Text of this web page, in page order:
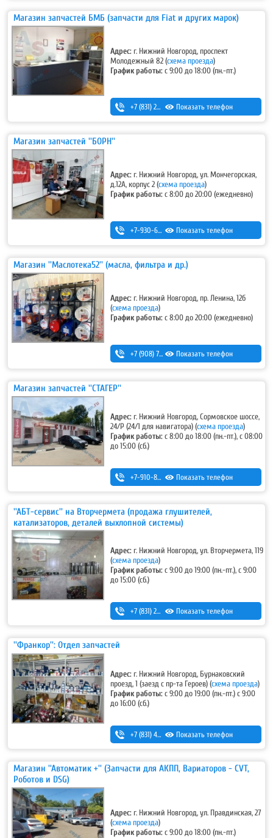
Магазин запчастей БМБ (запчасти для Fiat и других марок)
Адрес: г. Нижний Новгород, проспект
Молодежный 82 (схема проезда)
График работы:с 9:00 до 18:00 (пн.-пт.)
+7 (831) 293-54-00 ,+7-920-298-42-33
Показать телефон
Магазин запчастей ''БОРН''
Адрес: г. Нижний Новгород, ул. Мончегорская,
д.12А, корпус 2 (схема проезда)
График работы:с 8:00 до 20:00 (ежедневно)
+7-930-669-82-72 Показать телефон
Магазин ''Маслотека52'' (масла, фильтра и др.)
Адрес: г. Нижний Новгород, пр. Ленина, 12б
(схема проезда)
График работы:с 8:00 до 20:00 (ежедневно)
+7 (908) 728-99-33 (моб.) ,8 (831) 291-27-33 (гор.)
Показать телефон
Магазин запчастей ''СТАГЕР''
Адрес: г. Нижний Новгород, Сормовское шоссе,
24/Р (24/1 для навигатора) (схема проезда)
График работы:с 8:00 до 18:00 (пн.-пт.), с 08:00
до 15:00 (сб.)
+7-910-880-26-43 Показать телефон
''АБТ-сервис'' на Вторчермета (продажа глушителей,
катализаторов, деталей выхлопной системы)
Адрес: г. Нижний Новгород, ул. Вторчермета, 119
(схема проезда)
График работы:с 9:00 до 19:00 (пн.-пт.), с 9:00
до 15:00 (сб.)
+7 (831) 257-73-63 ,+7 (831) 415-13-48
+7 (831) 415-25-63 (запчасти для иномарок)
Показать телефон
''Франкор'': Отдел запчастей
Адрес: г. Нижний Новгород, Бурнаковский
проезд, 1 (заезд с пр-та Героев) (схема проезда)
График работы:с 9:00 до 19:00 (пн.-пт.) с 9:00
до 16:00 (сб.)
+7 (831) 424-80-24 ,+7 (831) 424-70-24
Показать телефон
Магазин ''Автоматик +'' (Запчасти для АКПП, Вариаторов - CVT,
Роботов и DSG)
Адрес: г. Нижний Новгород, ул. Правдинская, 27
(схема проезда)
График работы:с 9:00 до 18:00 (пн.-пт.)